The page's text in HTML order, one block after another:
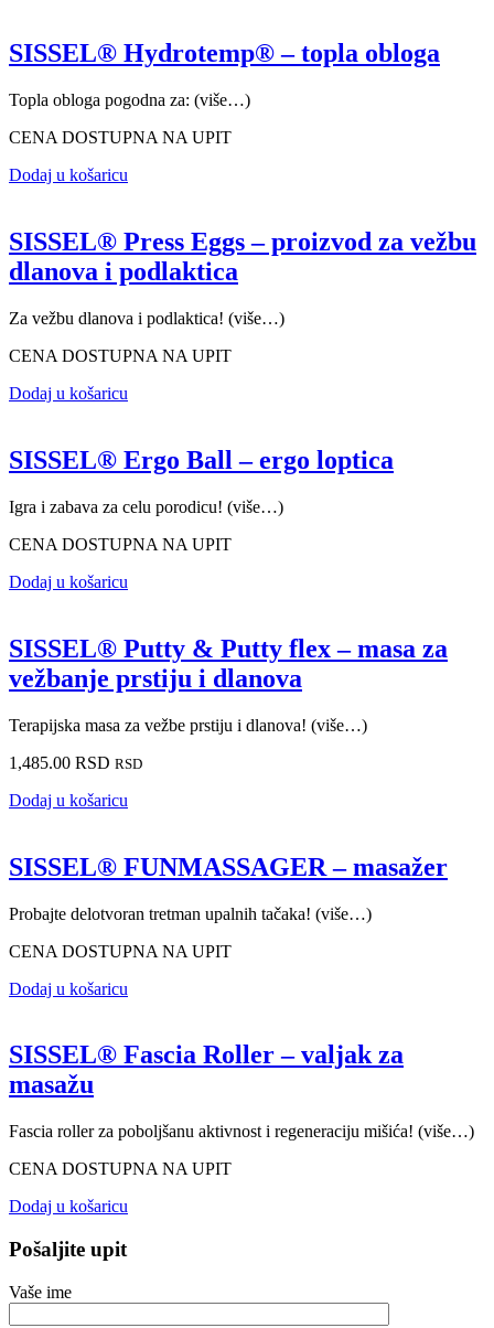
SISSEL® Hydrotemp® – topla obloga
Topla obloga pogodna za: (više…)
CENA DOSTUPNA NA UPIT
Dodaj u košaricu
SISSEL® Press Eggs – proizvod za vežbu
dlanova i podlaktica
Za vežbu dlanova i podlaktica! (više…)
CENA DOSTUPNA NA UPIT
Dodaj u košaricu
SISSEL® Ergo Ball – ergo loptica
Igra i zabava za celu porodicu! (više…)
CENA DOSTUPNA NA UPIT
Dodaj u košaricu
SISSEL® Putty & Putty flex – masa za
vežbanje prstiju i dlanova
Terapijska masa za vežbe prstiju i dlanova! (više…)
1,485.00 RSD RSD
Dodaj u košaricu
SISSEL® FUNMASSAGER – masažer
Probajte delotvoran tretman upalnih tačaka! (više…)
CENA DOSTUPNA NA UPIT
Dodaj u košaricu
SISSEL® Fascia Roller – valjak za
masažu
Fascia roller za poboljšanu aktivnost i regeneraciju mišića! (više…)
CENA DOSTUPNA NA UPIT
Dodaj u košaricu
Pošaljite upit
Vaše ime